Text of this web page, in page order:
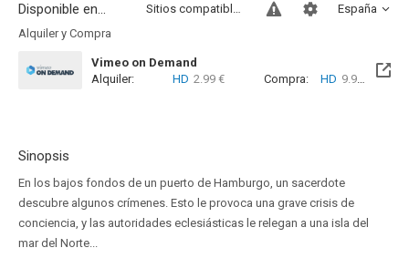
Disponible en... España
Sitios compatibles
Alquiler y Compra
Vimeo on Demand
Alquiler:
HD 2.99 € Compra: HD 9.99 €
Sinopsis
En los bajos fondos de un puerto de Hamburgo, un sacerdote
descubre algunos crímenes. Esto le provoca una grave crisis de
conciencia, y las autoridades eclesiásticas le relegan a una isla del
mar del Norte...